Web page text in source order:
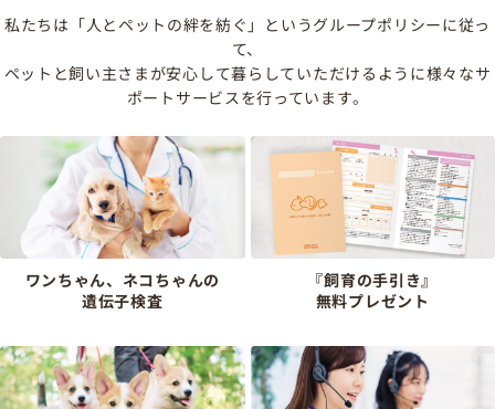
私たちは「人とペットの絆を紡ぐ」というグループポリシーに従っ
て、
ペットと飼い主さまが安心して暮らしていただけるように様々なサ
ポートサービスを行っています。
ワンちゃん、ネコちゃんの
遺伝子検査
『飼育の手引き』
無料プレゼント